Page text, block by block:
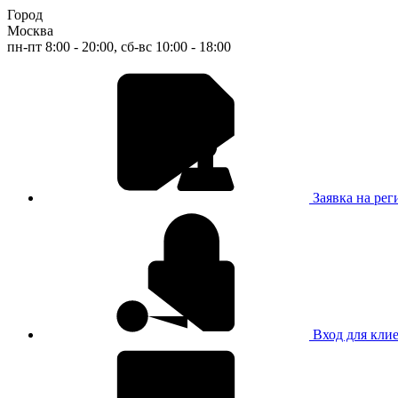
Город
Москва
пн-пт 8:00 - 20:00, сб-вс 10:00 - 18:00
Заявка на
Вход для